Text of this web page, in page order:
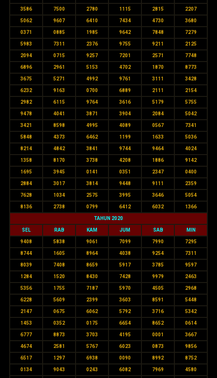
3586 7500 2780 1115 2815 2207
5062 9607 6410 7434 4730 3680
0371 0885 1985 9642 7848 7279
5983 7311 2376 9755 9211 2125
2094 0715 9257 7201 2571 7748
6896 2961 5153 4702 1870 8773
3675 5271 4992 9761 3111 3428
6232 9163 0700 6889 2111 2154
2982 6115 9764 3616 5179 5755
9478 4041 3871 3904 2084 5042
3421 8598 4995 4089 0567 7341
5848 4373 6462 1199 1633 5036
8214 4842 3841 9744 9464 4024
1358 8170 3738 4208 1886 9142
1695 3945 0141 0351 2347 0400
2884 3017 3814 9448 9111 2359
7628 1034 2575 3995 3646 5054
8136 2738 0799 6412 6032 1366
TAHUN 2020
SEL RAB KAM JUM SAB MIN
9408 5838 9061 7099 7990 7295
8744 1605 8964 4038 9254 7311
8039 7408 8659 5917 3785 9597
1284 1520 8430 7428 9979 2463
5356 1755 7187 5970 4505 2968
6228 5609 2399 3603 8591 5448
2147 0675 6062 5792 3716 5342
1453 0352 0175 6654 8652 0614
6777 8873 3703 4195 0001 3667
4674 2581 5767 6023 0873 9856
6517 1297 6938 0090 8992 8752
0134 9043 0243 6082 7969 4580